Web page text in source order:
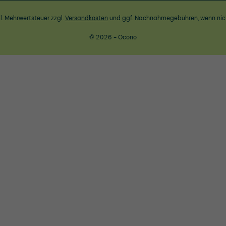
Mehrwertsteuer zzgl.Versandkosten und ggf. Nachnahmegebühren, wenn
© 2026 - Ocono